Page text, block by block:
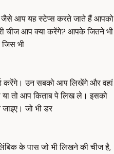
आप यह स्टेप्स करते जाते हैं आपको
चीज आप क्या करेंगे? आपके जितने भी
भी
करेंगे। उन सबको आप लिखेंगे और वहां
तो आप किताब पे लिख ले। इसको
जो भी डर
के पास जो भी लिखने की चीज है,